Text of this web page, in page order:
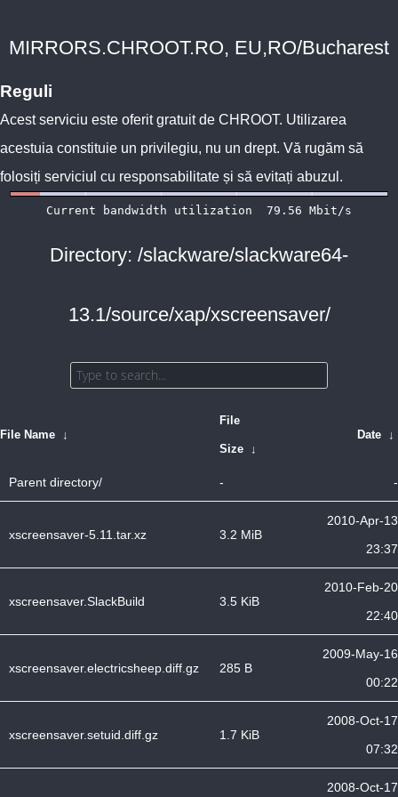
MIRRORS.CHROOT.RO, EU,RO/Bucharest
Reguli
Acest serviciu este oferit gratuit de CHROOT. Utilizarea
acestuia constituie un privilegiu, nu un drept. Vă rugăm să
folosiți serviciul cu responsabilitate și să evitați abuzul.
Directory: /slackware/slackware64-
13.1/source/xap/xscreensaver/
File Name ↓
File
Size ↓
Date ↓
Parent directory/ - -
xscreensaver-5.11.tar.xz 3.2 MiB
2010-Apr-13
23:37
xscreensaver.SlackBuild 3.5 KiB
2010-Feb-20
22:40
xscreensaver.electricsheep.diff.gz 285 B
2009-May-16
00:22
xscreensaver.setuid.diff.gz 1.7 KiB
2008-Oct-17
07:32
2008-Oct-17